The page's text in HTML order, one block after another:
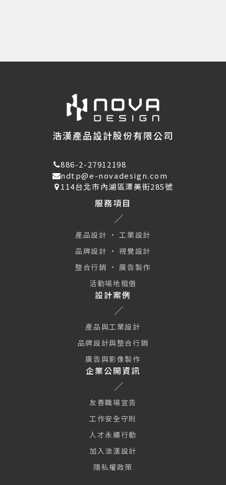
浩漢產品設計股份有限公司
886-2-27912198
ndtp@e-novadesign.com
114台北市內湖區潭美街285號
服務項目
產品設計 · 工業設計
品牌設計 · 視覺設計
整合行銷 · 廣告製作
活動場地租借
設計案例
產品與工業設計
品牌設計與整合行銷
廣告與影像製作
企業公開資訊
友善職場宣告
工作安全守則
人才永續行動
加入浩漢設計
隱私權政策